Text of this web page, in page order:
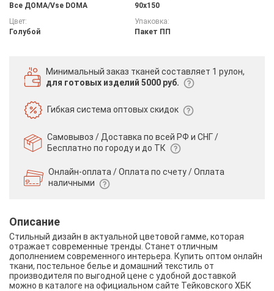
Все ДOMA/Vse DOMA
90х150
Цвет:
Голубой
Упаковка:
Пакет ПП
Минимальный заказ тканей составляет 1 рулон,
для готовых изделий 5000 руб.
Гибкая системаоптовых скидок
Самовывоз / Доставка по всей РФ и СНГ /
Бесплатно по городу и до ТК
Онлайн-оплата / Оплата по счету /Оплата
наличными
Описание
Стильный дизайн в актуальной цветовой гамме, которая
отражает современные тренды. Станет отличным
дополнением современного интерьера. Купить оптом онлайн
ткани, постельное белье и домашний текстиль от
производителя по выгодной цене с удобной доставкой
можно в каталоге на официальном сайте Тейковского ХБК